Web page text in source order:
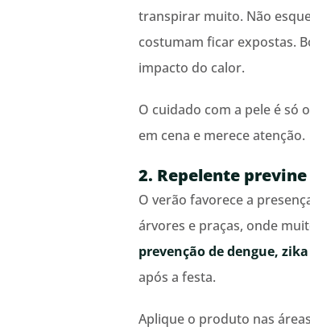
transpirar muito. Não
costumam ficar expostas.
impacto do calor.
O cuidado com a pele é só
em cena e merece atenção.
2. Repelente
O verão favorece a
árvores e praças, onde
prevenção de dengue,
após a festa.
Aplique o produto nas